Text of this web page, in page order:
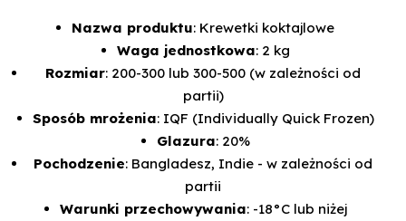
Nazwa produktu: Krewetki koktajlowe
Waga jednostkowa: 2 kg
Rozmiar: 200-300 lub 300-500 (w zależności od
partii)
Sposób mrożenia: IQF (Individually Quick Frozen)
Glazura: 20%
Pochodzenie: Bangladesz, Indie - w zależności od
partii
Warunki przechowywania: -18°C lub niżej